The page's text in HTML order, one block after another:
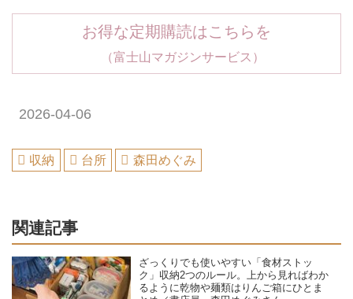
お得な定期購読はこちらを
（富士山マガジンサービス）
2026-04-06
収納 台所 森田めぐみ
関連記事
ざっくりでも使いやすい「食材ストッ
ク」収納2つのルール。上から見ればわか
るように乾物や麺類はりんご箱にひとま